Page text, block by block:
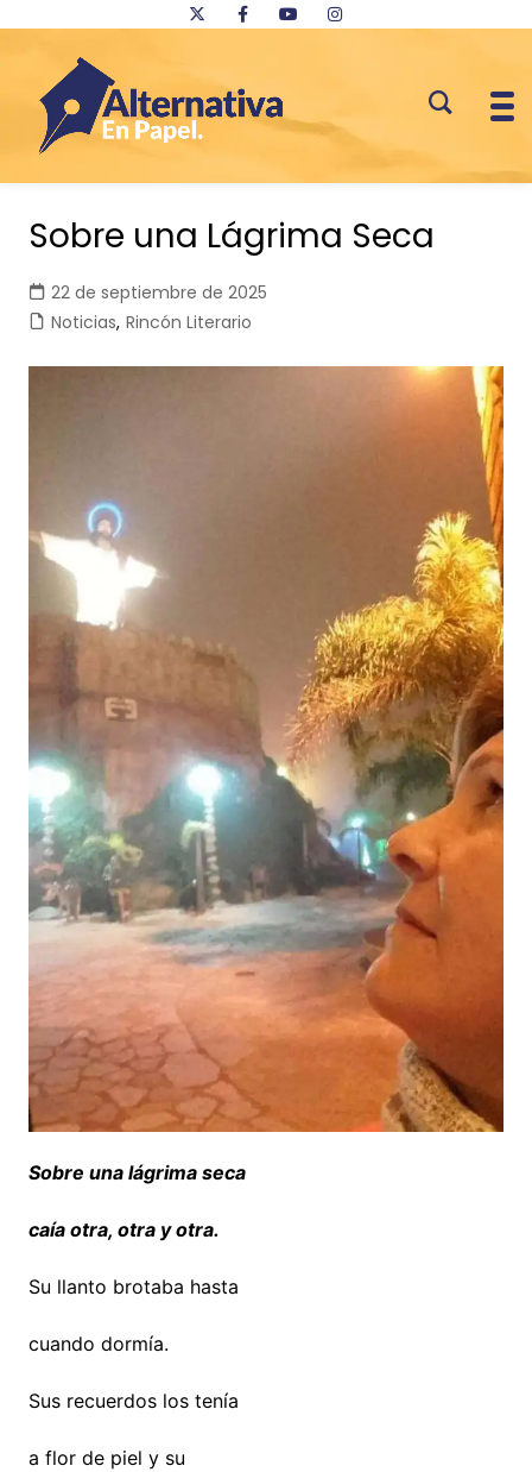
contenido
Sobre una Lágrima Seca
22 de septiembre de 2025
Noticias, Rincón Literario
Sobre una lágrima seca
caía otra, otra y otra.
Su llanto brotaba hasta
cuando dormía.
Sus recuerdos los tenía
a flor de piel y su